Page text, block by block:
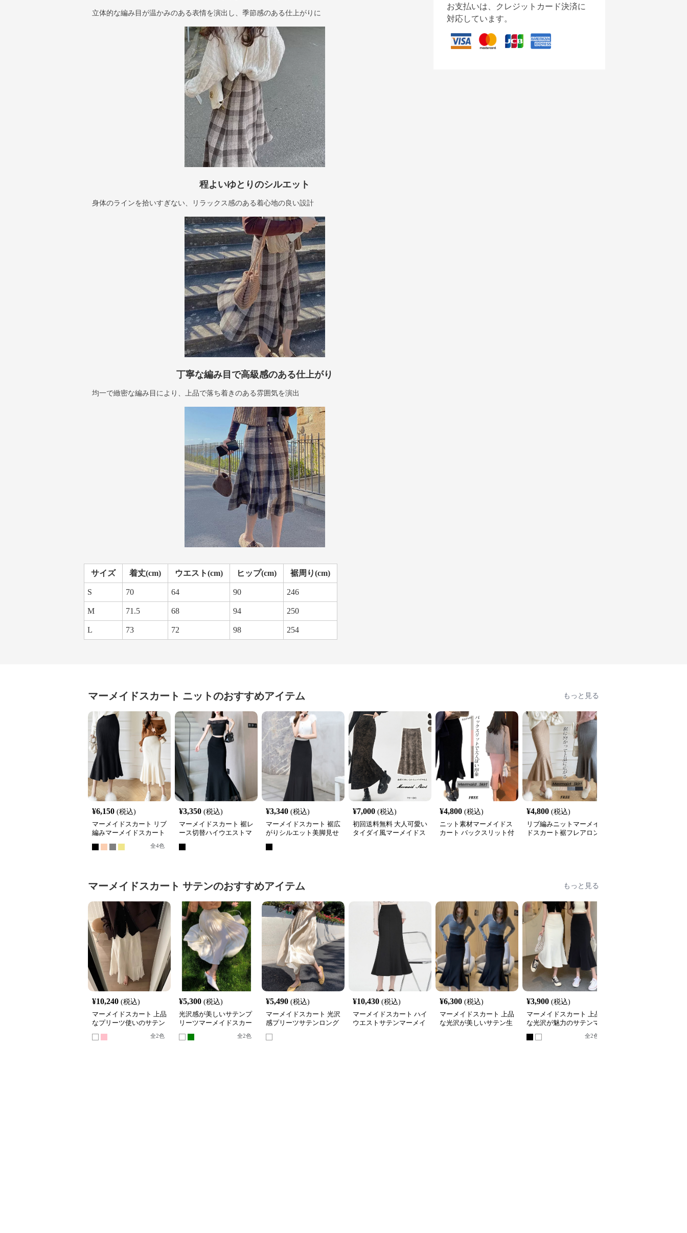
立体的な編み目が温かみのある表情を演出し、季節感のある仕上がりに
程よいゆとりのシルエット
身体のラインを拾いすぎない、リラックス感のある着心地の良い設計
丁寧な編み目で高級感のある仕上がり
均一で緻密な編み目により、上品で落ち着きのある雰囲気を演出
サイズ 着丈(cm) ウエスト(cm) ヒップ(cm) 裾周り(cm)
S 70 64 90 246
M 71.5 68 94 250
L 73 72 98 254
お支払いは、クレジットカード決済に
対応しています。
マーメイドスカート ニットのおすすめアイテム もっと見る
¥6,150 (税込)
マーメイドスカート リブ
編みマーメイドスカート
全4色
¥3,350 (税込)
マーメイドスカート 裾レ
ース切替ハイウエストマ
¥3,340 (税込)
マーメイドスカート 裾広
がりシルエット美脚見せ
ト
¥7,000 (税込)
初回送料無料 大人可愛い
タイダイ風マーメイドス
¥4,800 (税込)
ニット素材マーメイドス
カート バックスリット付
¥4,800 (税込)
リブ編みニットマーメイ
ドスカート裾フレアロン
マーメイドスカート サテンのおすすめアイテム もっと見る
¥10,240 (税込)
マーメイドスカート 上品
なプリーツ使いのサテン
全2色
¥5,300 (税込)
光沢感が美しいサテンプ
リーツマーメイドスカー
全2色
¥5,490 (税込)
マーメイドスカート 光沢
感プリーツサテンロング
¥10,430 (税込)
マーメイドスカート ハイ
ウエストサテンマーメイ
¥6,300 (税込)
マーメイドスカート 上品
な光沢が美しいサテン生
¥3,900 (税込)
マーメイドスカート 上品
な光沢が魅力のサテンマ
全2色